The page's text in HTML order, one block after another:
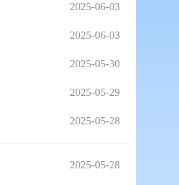
2025-06-03
2025-06-03
2025-05-30
2025-05-29
2025-05-28
2025-05-28